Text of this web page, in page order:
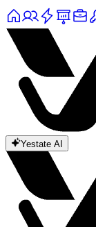
Yestate AI